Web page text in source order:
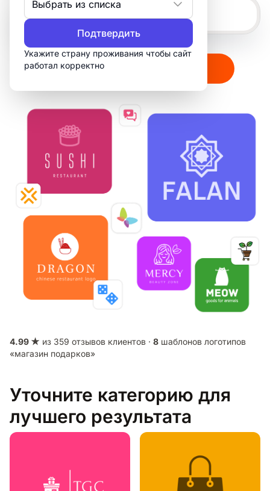
Выбрать из списка
Подтвердить
Укажите страну проживания чтобы сайт
работал корректноСоздать мой логотип
4.99 ★ из 359 отзывов клиентов · 8 шаблонов логотипов
«магазин подарков»
Уточните категорию для
лучшего результата